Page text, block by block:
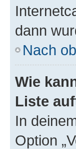
dann
Nach
Wie
Liste
In
Option